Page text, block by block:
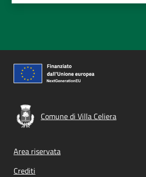
Comune di Villa Celiera
Footer menu
Area riservata
Crediti